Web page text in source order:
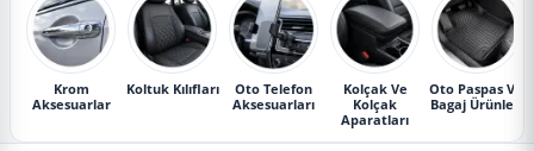
Krom
Aksesuarlar
Koltuk Kılıfları
Oto Telefon
Aksesuarları
Kolçak Ve
Kolçak
Aparatları
Oto Paspas Ve
Bagaj Ürünleri